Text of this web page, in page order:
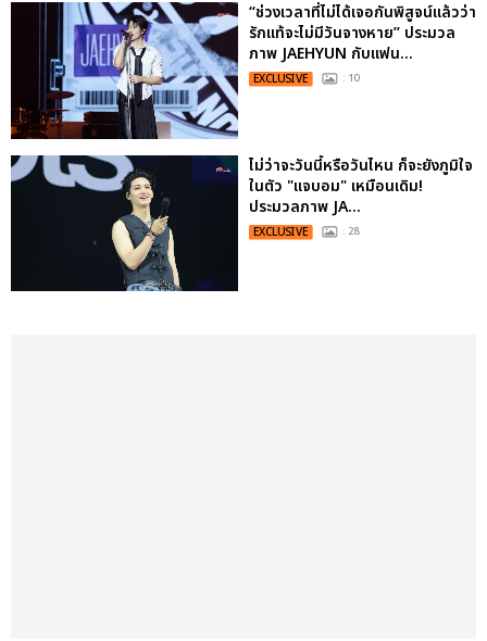
“ช่วงเวลาที่ไม่ได้เจอกันพิสูจน์แล้วว่า
รักแท้จะไม่มีวันจางหาย” ประมวล
ภาพ JAEHYUN กับแฟน...
EXCLUSIVE : 10
ไม่ว่าจะวันนี้หรือวันไหน ก็จะยังภูมิใจ
ในตัว "แจบอม" เหมือนเดิม!
ประมวลภาพ JA...
EXCLUSIVE : 28